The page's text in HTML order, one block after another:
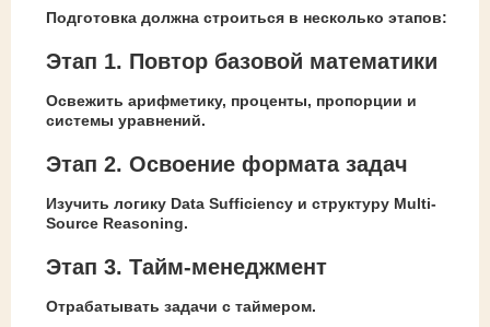
Подготовка должна строиться в несколько этапов:
Этап 1. Повтор базовой математики
Освежить арифметику, проценты, пропорции и
системы уравнений.
Этап 2. Освоение формата задач
Изучить логику Data Sufficiency и структуру Multi-
Source Reasoning.
Этап 3. Тайм-менеджмент
Отрабатывать задачи с таймером.